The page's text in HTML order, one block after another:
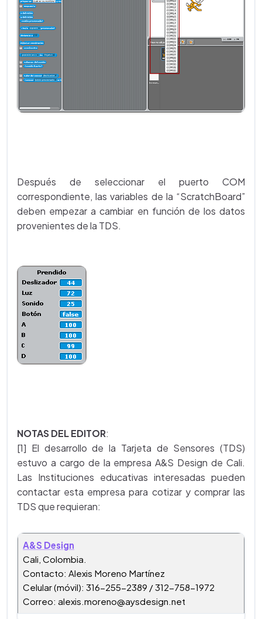
Después de seleccionar el puerto COM
correspondiente, las variables de la “ScratchBoard”
deben empezar a cambiar en función de los datos
provenientes de la TDS.
NOTAS DEL EDITOR:
[1] El desarrollo de la Tarjeta de Sensores (TDS)
estuvo a cargo de la empresa A&S Design de Cali.
Las Instituciones educativas interesadas pueden
contactar esta empresa para cotizar y comprar las
TDS que requieran:
A&S Design
Cali, Colombia.
Contacto: Alexis Moreno Martínez
Celular (móvil): 316-255-2389 / 312-758-1972
Correo: alexis.moreno@aysdesign.net